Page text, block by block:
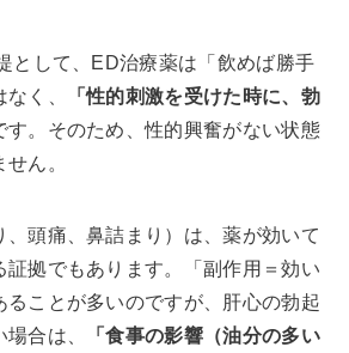
として、ED治療薬は「飲めば勝手
く、
「性的刺激を受けた時に、勃
す。そのため、性的興奮がない状態
ん。
、頭痛、鼻詰まり）は、薬が効いて
証拠でもあります。「副作用＝効い
ることが多いのですが、肝心の勃起
合は、
「食事の影響（油分の多い